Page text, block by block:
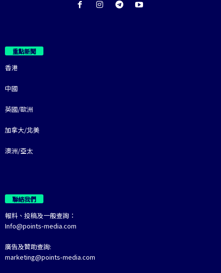
重點新聞
香港
中國
英國/歐洲
加拿大/北美
澳洲/亞太
聯絡我們
報料、投稿及一般查詢：
Info@points-media.com
廣告及贊助查詢:
marketing@points-media.com